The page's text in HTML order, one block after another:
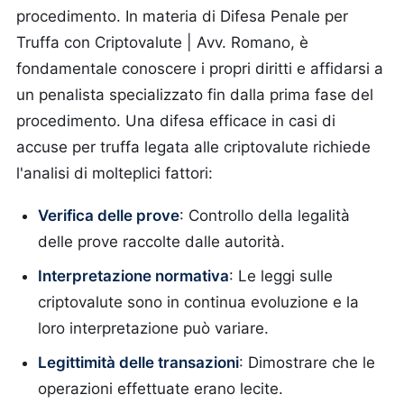
procedimento. In materia di Difesa Penale per
Truffa con Criptovalute | Avv. Romano, è
fondamentale conoscere i propri diritti e affidarsi a
un penalista specializzato fin dalla prima fase del
procedimento. Una difesa efficace in casi di
accuse per truffa legata alle criptovalute richiede
l'analisi di molteplici fattori:
Verifica delle prove: Controllo della legalità
delle prove raccolte dalle autorità.
Interpretazione normativa: Le leggi sulle
criptovalute sono in continua evoluzione e la
loro interpretazione può variare.
Legittimità delle transazioni: Dimostrare che le
operazioni effettuate erano lecite.